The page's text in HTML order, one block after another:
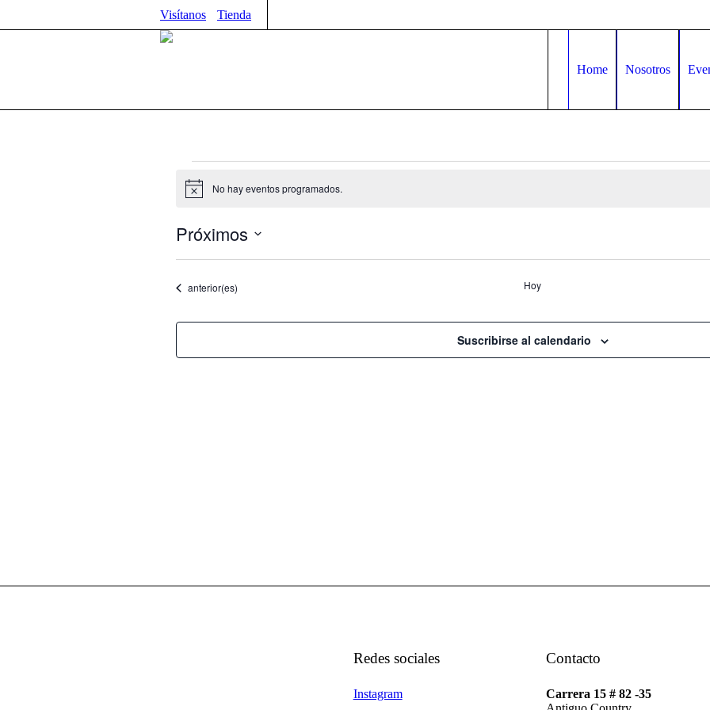
Visítanos Tienda
Home Nosotros
Aviso No hay eventos programados.
Próximos
fecha.Eventos
anterior(es) Hoy
Suscribirse al calendario
Redes sociales
Instagram
Contacto
Carrera 15 # 82 -35